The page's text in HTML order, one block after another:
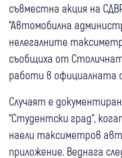
съвместна акция на
“Автомобилна
нелегалните
съобщиха от
работи в официалната
Случаят е
“Студентски град“,
наели таксиметров
приложение. Веднага